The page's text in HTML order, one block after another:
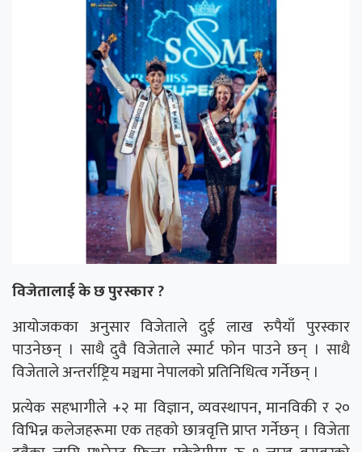
विजेतालाई के छ पुरस्कार ?
आयोजकका अनुसार विजेताले दुई लाख रुपैयाँ पुरस्कार
पाउनेछन् । साथै दुवै विजेताले स्मार्ट फोन पाउने छन् । साथै
विजेताले अन्तर्राष्ट्रिय मञ्चमा नेपालको प्रतिनिधित्व गर्नेछन् ।
प्रत्येक सहभागीले +२ मा विज्ञान, व्यवस्थापन, मानविकी र २०
विभिन्न कलेजहरूमा एक तहको छात्रवृत्ति प्राप्त गर्नेछन् । विजेता